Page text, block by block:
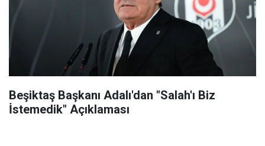
Beşiktaş Başkanı Adalı'dan "Salah'ı Biz
İstemedik" Açıklaması